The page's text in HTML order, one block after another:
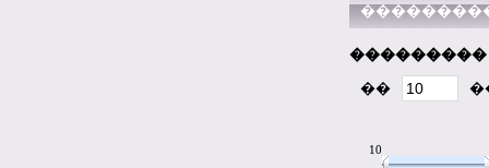
���������
��
10
10